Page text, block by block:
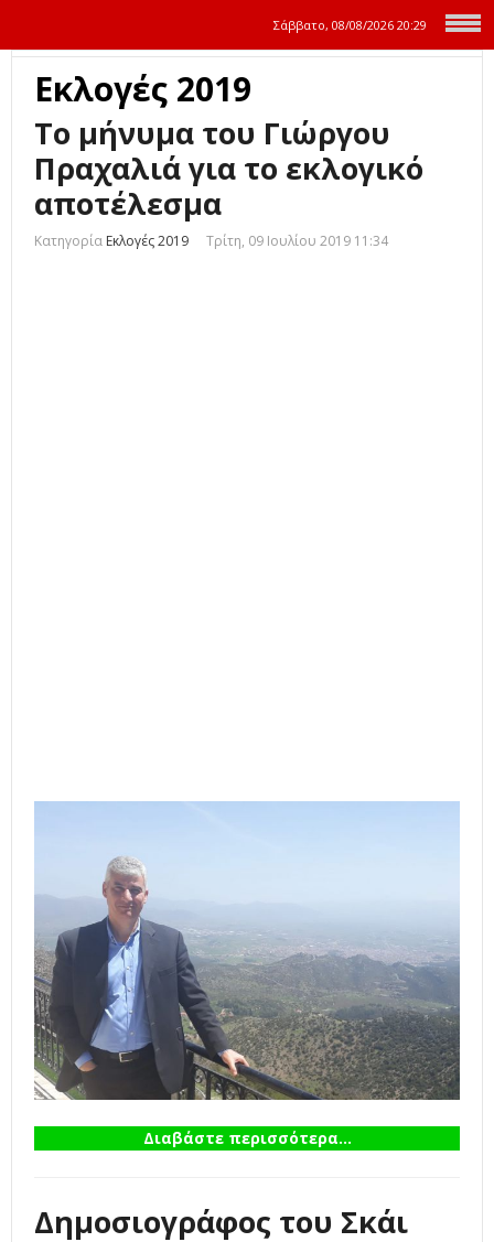
Σάββατο, 08/08/2026 20:29
Εκλογές 2019
Το μήνυμα του Γιώργου
Πραχαλιά για το εκλογικό
αποτέλεσμα
Κατηγορία Εκλογές 2019 Τρίτη, 09 Ιουλίου 2019 11:34
Διαβάστε περισσότερα...
Δημοσιογράφος του Σκάι